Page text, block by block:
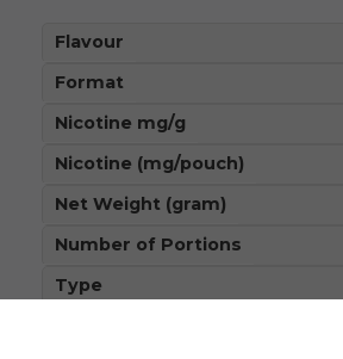
Flavour
Format
Nicotine mg/g
Nicotine (mg/pouch)
Net Weight (gram)
Number of Portions
Type